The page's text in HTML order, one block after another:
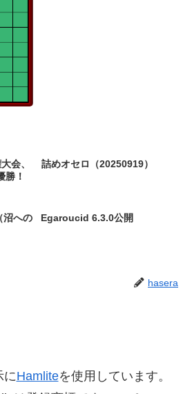
会、
勝！
詰めオセロ（20250919）
沼への
Egaroucid 6.3.0公開
hasera
にHamliteを使用しています。